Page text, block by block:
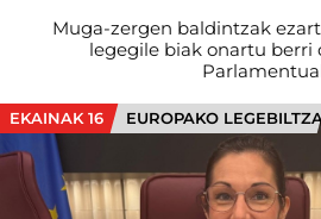
Muga-zergen baldintzak
legegile biak onartu berri
EKAINAK 16 EUROPAKO